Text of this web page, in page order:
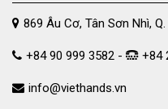
869 Âu Cơ, Tân Sơn Nhì,
+84 90 999 3582 - +84
info@viethands.vn